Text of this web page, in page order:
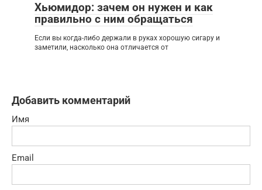
Хьюмидор: зачем он нужен и как
правильно с ним обращаться
Если вы когда-либо держали в руках хорошую сигару и
заметили, насколько она отличается от
Добавить комментарий
Имя
Email